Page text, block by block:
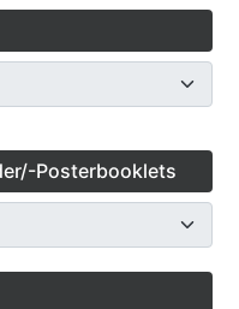
Posterbooklets